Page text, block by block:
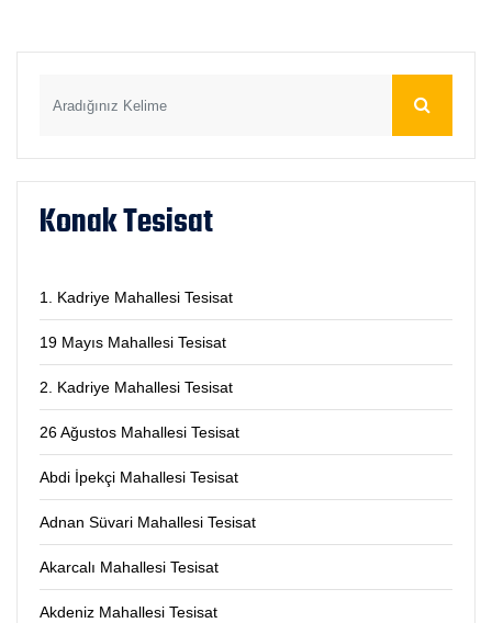
Konak Tesisat
1. Kadriye Mahallesi Tesisat
19 Mayıs Mahallesi Tesisat
2. Kadriye Mahallesi Tesisat
26 Ağustos Mahallesi Tesisat
Abdi İpekçi Mahallesi Tesisat
Adnan Süvari Mahallesi Tesisat
Akarcalı Mahallesi Tesisat
Akdeniz Mahallesi Tesisat